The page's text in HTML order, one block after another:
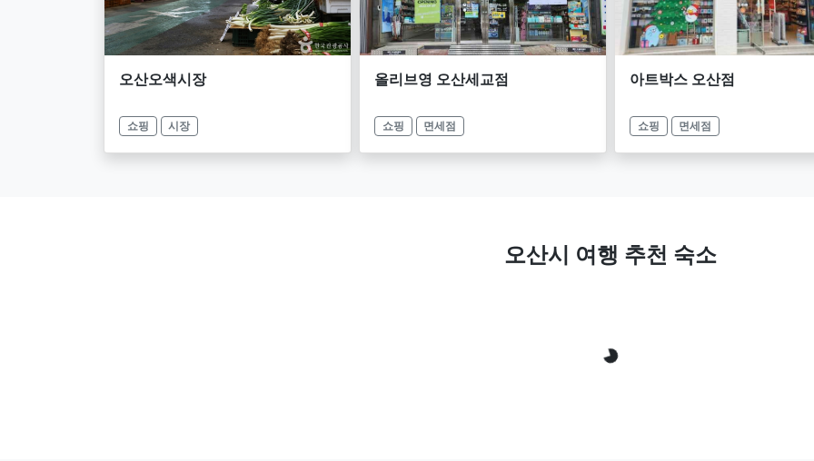
오산오색시장
쇼핑 시장
올리브영 오산세교점
쇼핑 면세점
아트박스 오산점
쇼핑 면세점
오산시 여행 추천 숙소
Loading...